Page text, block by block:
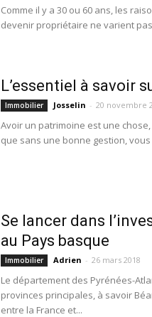
Comme il y a 30 ou 60 ans, les
devenir propriétaire ne varient
L’essentiel à savoir
Immobilier Josselin - 20 novembre
Avoir un patrimoine est une
que sans une bonne gestion,
Se lancer dans
au Pays basque
Immobilier Adrien - 26 mars 2018
Le département des Pyrénées-
provinces principales, à savoir
entre la France et...